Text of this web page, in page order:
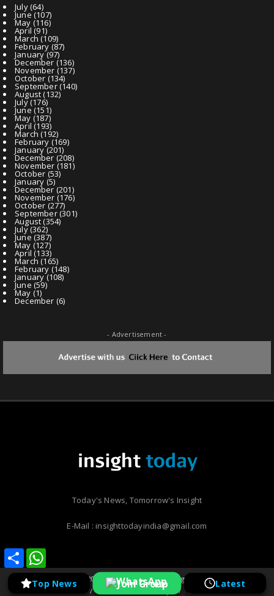
Share
Share
July(64)
June(107)
May (116)
April (91)
March (109)
February (87)
January(97)
December (136)
November (137)
October (134)
September(140)
August(132)
July(176)
June(151)
May (187)
April (193)
March (192)
February (169)
January(201)
December (208)
November (181)
October (53)
January (5)
December(201)
November (176)
October (277)
September(301)
August(354)
July(362)
June(387)
May (127)
April (133)
March (165)
February (148)
January(108)
June (59)
May (1)
December (6)
- Advertisement -
Top News Join Group Latest
Today's News, Tomorrow's Insight
E-Mail : insighttodayindia@gmail.com
Copyright ©
2026 | Insight Today | All Rights Reserved
About Us Privacy Contact